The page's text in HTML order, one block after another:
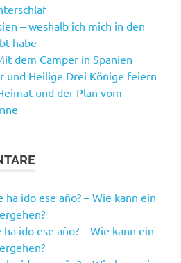
– weshalb ich mich in den
habe
dem Camper in Spanien
und Heilige Drei Könige feiern
und der Plan vom
ha ido ese año? – Wie kann ein
ha ido ese año? – Wie kann ein